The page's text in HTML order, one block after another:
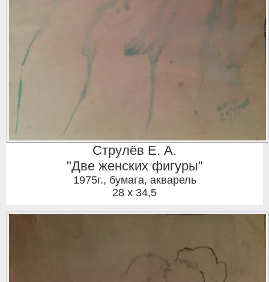
Струлёв Е. А.
"Две женских фигуры"
1975г., бумага, акварель
28 x 34,5